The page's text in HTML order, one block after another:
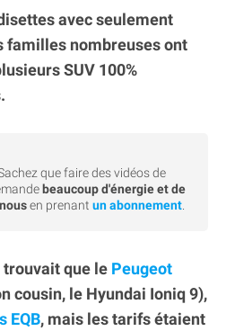
avec seulement
familles nombreuses ont
SUV 100%
que faire des vidéos de
beaucoup d'énergie et de
en prenant un abonnement
trouvait que le Peugeot
cousin, le Hyundai Ioniq 9),
EQB, mais les tarifs étaient